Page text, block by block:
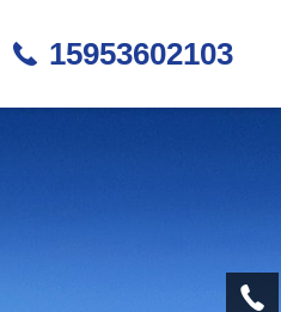
15953602103